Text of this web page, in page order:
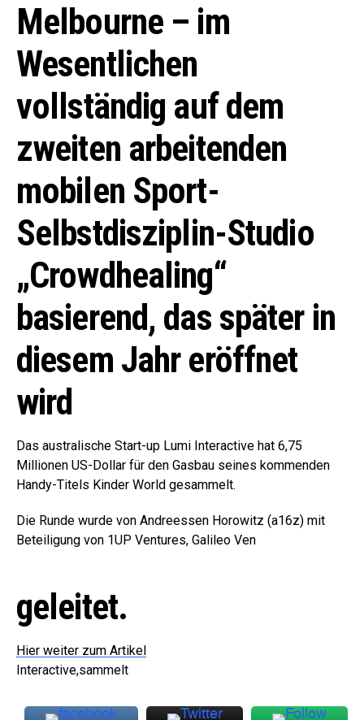
Melbourne – im
Wesentlichen
vollständig auf dem
zweiten arbeitenden
mobilen Sport-
Selbstdisziplin-Studio
„Crowdhealing“
basierend, das später in
diesem Jahr eröffnet
wird
Das australische Start-up Lumi Interactive hat 6,75
Millionen US-Dollar für den Gasbau seines kommenden
Handy-Titels Kinder World gesammelt.
Die Runde wurde von Andreessen Horowitz (a16z) mit
Beteiligung von 1UP Ventures, Galileo Ven
geleitet.
Hier weiter zum Artikel
Interactive,sammelt